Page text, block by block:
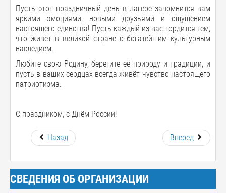
Пусть этот праздничный день в лагере запомнится вам
яркими эмоциями, новыми друзьями и ощущением
настоящего единства! Пусть каждый из вас гордится тем,
что живёт в великой стране с богатейшим культурным
наследием.
Любите свою Родину, берегите её природу и традиции, и
пусть в ваших сердцах всегда живёт чувство настоящего
патриотизма.
С праздником, с Днём России!
Назад Вперед
СВЕДЕНИЯ ОБ ОРГАНИЗАЦИИ